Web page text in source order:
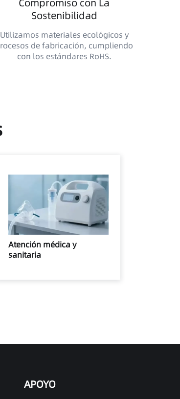
Sostenibilidad
Utilizamos materiales ecológicos y
de fabricación, cumpliendo
con los estándares RoHS.
Atención médica y
sanitaria
APOYO